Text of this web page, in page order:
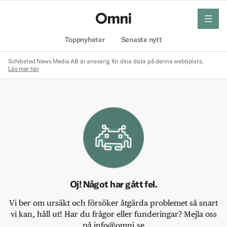
Toppnyheter Senaste nytt
meny
Schibsted News Media AB är ansvarig för dina data på denna webbplats.
Läs mer här
Oj! Något har gått fel.
Vi ber om ursäkt och försöker åtgärda problemet så snart
vi kan, håll ut! Har du frågor eller funderingar? Mejla oss